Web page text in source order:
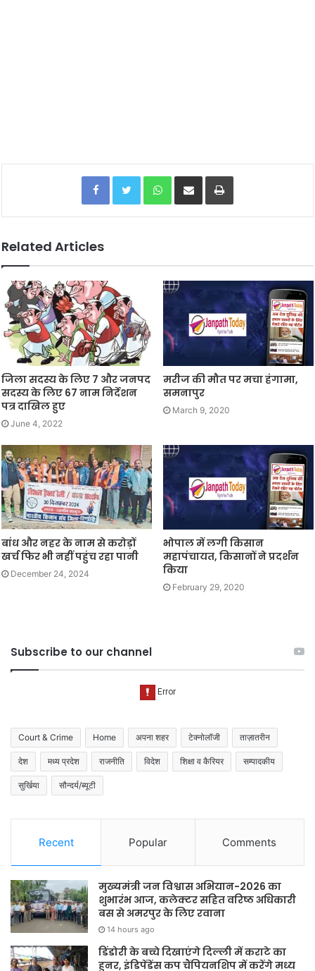
Facebook Twitter WhatsApp
Related Articles
जिला सदस्य के लिए 7 और जनपद
सदस्य के लिए 67 नाम निर्देशन
पत्र दाखिल हुए
June 4, 2022
मरीज की मौत पर मचा हंगामा,
समनापुर
March 9, 2020
बांध और नहर के नाम से करोड़ों
खर्च फिर भी नहीं पहुंच रहा पानी
December 24, 2024
भोपाल में लगी किसान
महापंचायत, किसानों ने प्रदर्शन
किया
February 29, 2020
Subscribe to our channel
Court & Crime Home अपना शहर टेक्नोलॉजी ताज़ातरीन
देश मध्य प्रदेश राजनीति विदेश शिक्षा व कैरियर सम्पादकीय
सुर्खिया सौन्दर्य/ब्यूटी
Recent Popular Comments
मुख्यमंत्री जन विश्वास अभियान-2026 का
शुभारंभ आज, कलेक्टर सहित वरिष्ठ अधिकारी
बस से अमरपुर के लिए रवाना
14 hours ago
डिंडोरी के बच्चे दिखाएंगे दिल्ली में कराटे का
हुनर, इंडिपेंडेंस कप चैंपियनशिप में करेंगे मध्य